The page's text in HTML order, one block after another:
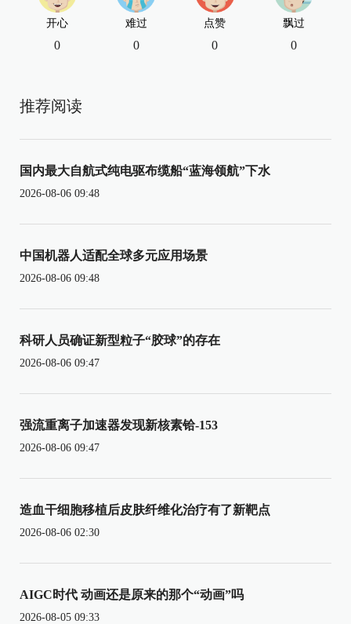
开心
0
难过
0
点赞
0
飘过
0
推荐阅读
国内最大自航式纯电驱布缆船“蓝海领航”下水
2026-08-06 09:48
中国机器人适配全球多元应用场景
2026-08-06 09:48
科研人员确证新型粒子“胶球”的存在
2026-08-06 09:47
强流重离子加速器发现新核素铪-153
2026-08-06 09:47
造血干细胞移植后皮肤纤维化治疗有了新靶点
2026-08-06 02:30
AIGC时代 动画还是原来的那个“动画”吗
2026-08-05 09:33